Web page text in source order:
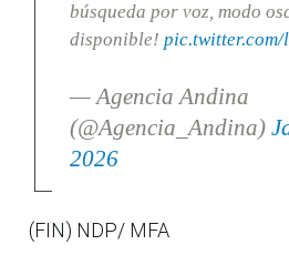
búsqueda por voz, modo
disponible! pic.twitter.com/
— Agencia Andina
(@Agencia_Andina)
2026
(FIN) NDP/ MFA